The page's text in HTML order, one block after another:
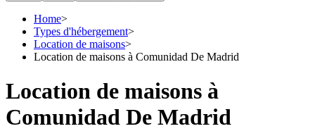
Home>
Types d'hébergement>
Location de maisons>
Location de maisons à Comunidad De Madrid
Location de maisons à
Comunidad De Madrid